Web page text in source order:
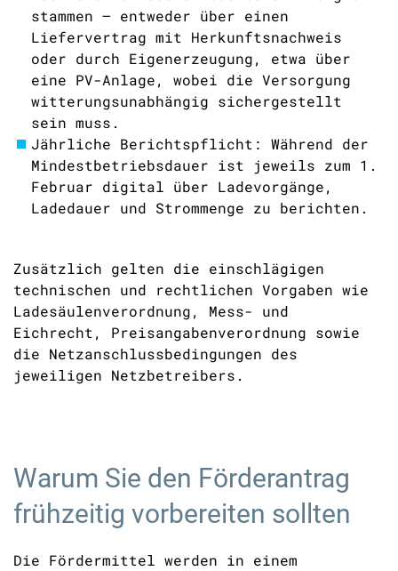
stammen – entweder über einen
Liefervertrag mit Herkunftsnachweis
oder durch Eigenerzeugung, etwa über
eine PV-Anlage, wobei die Versorgung
witterungsunabhängig sichergestellt
sein muss.
Jährliche Berichtspflicht: Während der
Mindestbetriebsdauer ist jeweils zum 1.
Februar digital über Ladevorgänge,
Ladedauer und Strommenge zu berichten.
Zusätzlich gelten die einschlägigen
technischen und rechtlichen Vorgaben wie
Ladesäulenverordnung, Mess- und
Eichrecht, Preisangabenverordnung sowie
die Netzanschlussbedingungen des
jeweiligen Netzbetreibers.
Warum Sie den Förderantrag
frühzeitig vorbereiten sollten
Die Fördermittel werden in einem